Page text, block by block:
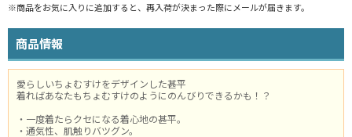
※商品をお気に入りに追加すると、再入荷が決まった際にメールが届きます。
商品情報
愛らしいちょむすけをデザインした甚平
着ればあなたもちょむすけのようにのんびりできるかも！？
・一度着たらクセになる着心地の甚平。
・通気性、肌触りバツグン。